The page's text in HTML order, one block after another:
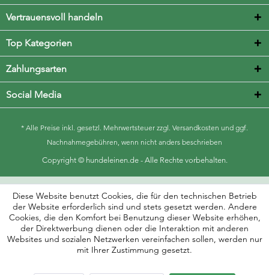
Vertrauensvoll handeln
Top Kategorien
Zahlungsarten
Social Media
* Alle Preise inkl. gesetzl. Mehrwertsteuer zzgl. Versandkosten und ggf.
Nachnahmegebühren, wenn nicht anders beschrieben
Copyright © hundeleinen.de - Alle Rechte vorbehalten.
Diese Website benutzt Cookies, die für den technischen Betrieb
der Website erforderlich sind und stets gesetzt werden. Andere
Cookies, die den Komfort bei Benutzung dieser Website erhöhen,
der Direktwerbung dienen oder die Interaktion mit anderen
Websites und sozialen Netzwerken vereinfachen sollen, werden nur
mit Ihrer Zustimmung gesetzt.